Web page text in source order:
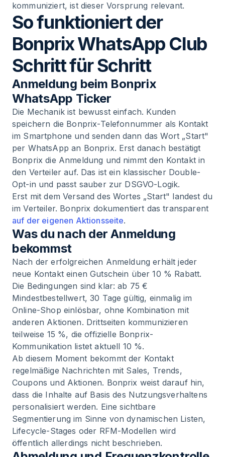
kommuniziert, ist dieser Vorsprung relevant.
So funktioniert der
Bonprix WhatsApp Club
Schritt für Schritt
Anmeldung beim Bonprix
WhatsApp Ticker
Die Mechanik ist bewusst einfach. Kunden
speichern die Bonprix-Telefonnummer als Kontakt
im Smartphone und senden dann das Wort „Start"
per WhatsApp an Bonprix. Erst danach bestätigt
Bonprix die Anmeldung und nimmt den Kontakt in
den Verteiler auf. Das ist ein klassischer Double-
Opt-in und passt sauber zur DSGVO-Logik.
Erst mit dem Versand des Wortes „Start" landest du
im Verteiler. Bonprix dokumentiert das transparent
auf der eigenen Aktionsseite.
Was du nach der Anmeldung
bekommst
Nach der erfolgreichen Anmeldung erhält jeder
neue Kontakt einen Gutschein über 10 % Rabatt.
Die Bedingungen sind klar: ab 75 €
Mindestbestellwert, 30 Tage gültig, einmalig im
Online-Shop einlösbar, ohne Kombination mit
anderen Aktionen. Drittseiten kommunizieren
teilweise 15 %, die offizielle Bonprix-
Kommunikation listet aktuell 10 %.
Ab diesem Moment bekommt der Kontakt
regelmäßige Nachrichten mit Sales, Trends,
Coupons und Aktionen. Bonprix weist darauf hin,
dass die Inhalte auf Basis des Nutzungsverhaltens
personalisiert werden. Eine sichtbare
Segmentierung im Sinne von dynamischen Listen,
Lifecycle-Stages oder RFM-Modellen wird
öffentlich allerdings nicht beschrieben.